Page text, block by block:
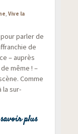
,Vive la
par­ler de
de
– auprès
même ! –
Comme
la sur­
plus